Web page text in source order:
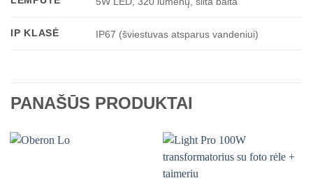
IP KLASĖ IP67 (šviestuvas atsparus vandeniui)
PANAŠŪS PRODUKTAI